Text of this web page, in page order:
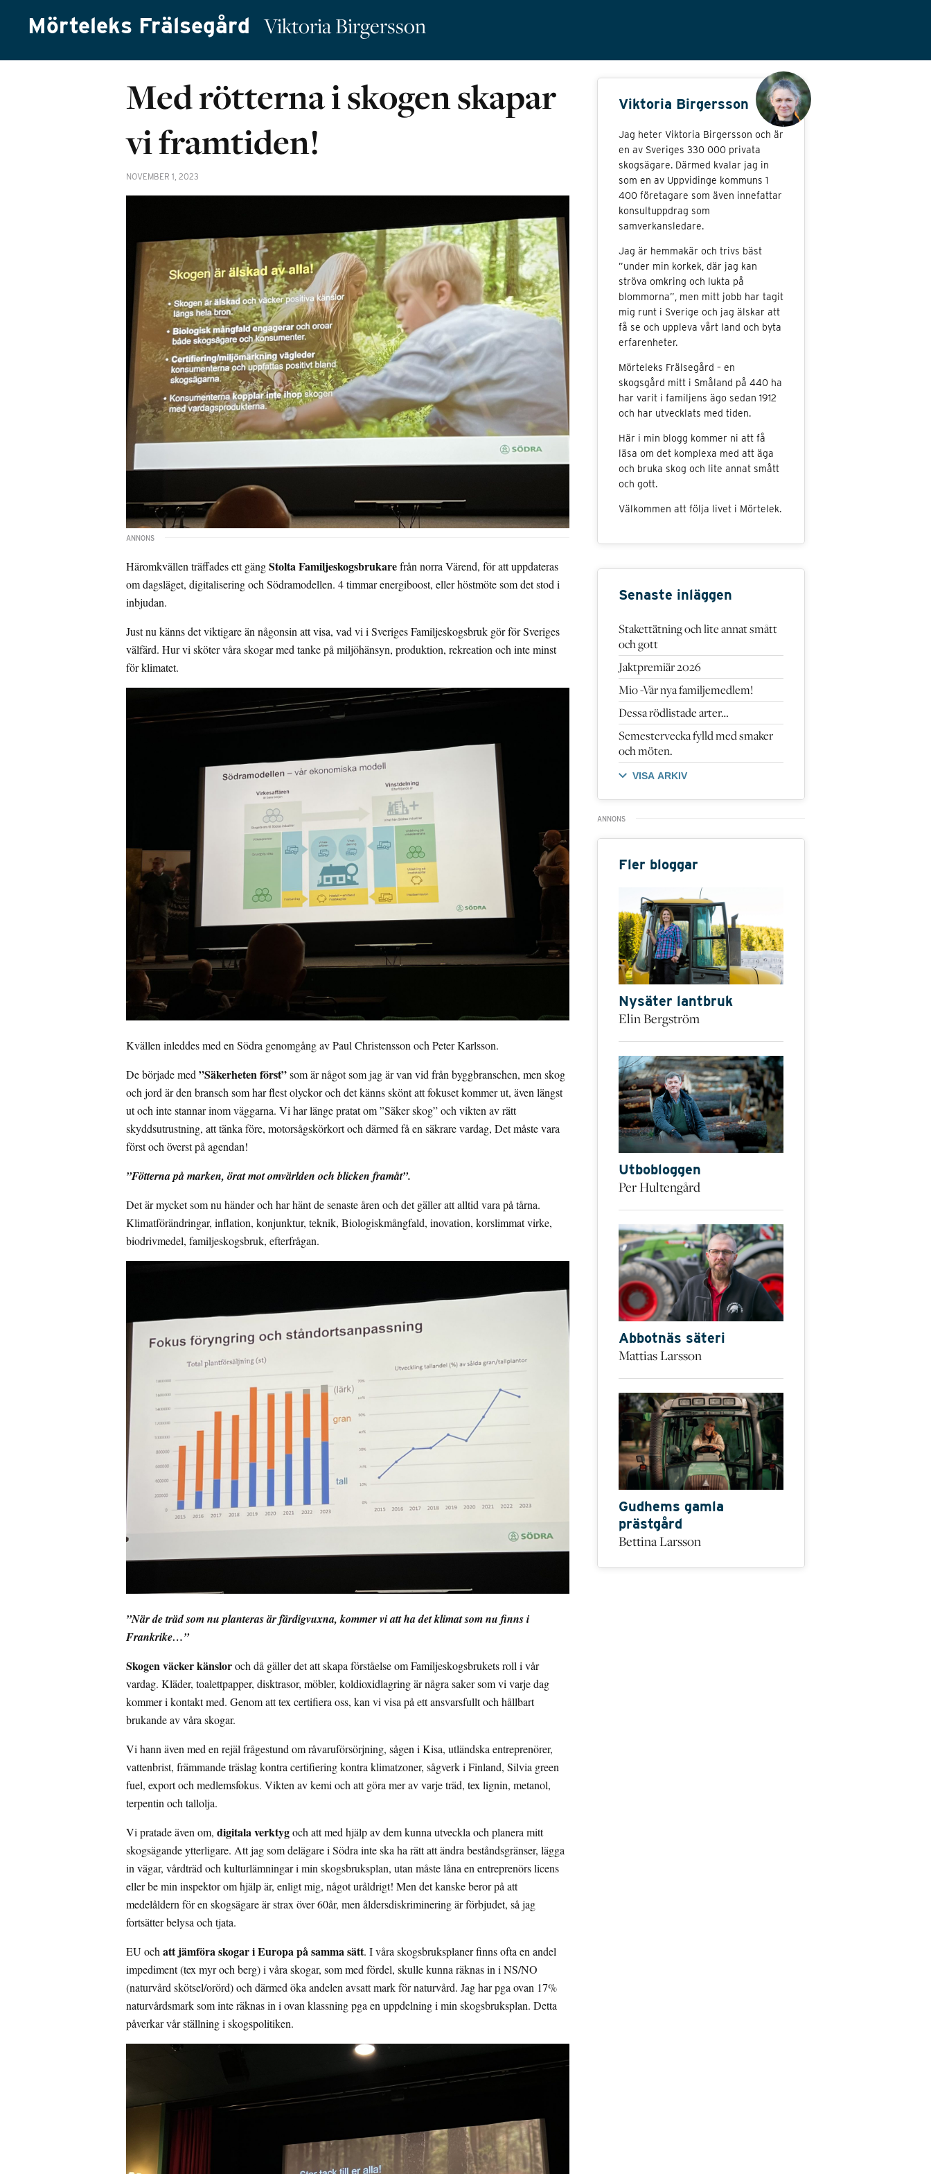
Mörteleks Frälsegård Viktoria Birgersson
Med rötterna i skogen skapar
vi framtiden!
NOVEMBER 1, 2023
Häromkvällen träffades ett gängStolta Familjeskogsbrukarefrån norra Värend, för att uppdateras
om dagsläget, digitalisering och Södramodellen. 4 timmar energiboost, eller höstmöte som det stod i
inbjudan.
Just nu känns det viktigare än någonsin att visa, vad vi i Sveriges Familjeskogsbruk gör för Sveriges
välfärd. Hur vi sköter våra skogar med tanke på miljöhänsyn, produktion, rekreation och inte minst
för klimatet.
Kvällen inleddes med en Södra genomgång av Paul Christensson och Peter Karlsson.
De började med”Säkerheten först”som är något som jag är van vid från byggbranschen, men skog
och jord är den bransch som har flest olyckor och det känns skönt att fokuset kommer ut, även längst
ut och inte stannar inom väggarna. Vi har länge pratat om ”Säker skog” och vikten av rätt
skyddsutrustning, att tänka före, motorsågskörkort och därmed få en säkrare vardag, Det måste vara
först och överst på agendan!
”Fötterna på marken, örat mot omvärlden och blicken framåt”.
Det är mycket som nu händer och har hänt de senaste åren och det gäller att alltid vara på tårna.
Klimatförändringar, inflation, konjunktur, teknik, Biologiskmångfald, inovation, korslimmat virke,
biodrivmedel, familjeskogsbruk, efterfrågan.
”När de träd som nu planteras är färdigvuxna, kommer vi att ha det klimat som nu finns i
Frankrike…”
Skogen väcker känsloroch då gäller det att skapa förståelse om Familjeskogsbrukets roll i vår
vardag. Kläder, toalettpapper, disktrasor, möbler, koldioxidlagring är några saker som vi varje dag
kommer i kontakt med. Genom att tex certifiera oss, kan vi visa på ett ansvarsfullt och hållbart
brukande av våra skogar.
Vi hann även med en rejäl frågestund om råvaruförsörjning, sågen i Kisa, utländska entreprenörer,
vattenbrist, främmande träslag kontra certifiering kontra klimatzoner, sågverk i Finland, Silvia green
fuel, export och medlemsfokus. Vikten av kemi och att göra mer av varje träd, tex lignin, metanol,
terpentin och tallolja.
Vi pratade även om, digitala verktygoch att med hjälp av dem kunna utveckla och planera mitt
skogsägande ytterligare. Att jag som delägare i Södra inte ska ha rätt att ändra beståndsgränser, lägga
in vägar, vårdträd och kulturlämningar i min skogsbruksplan, utan måste låna en entreprenörs licens
eller be min inspektor om hjälp är, enligt mig, något uråldrigt! Men det kanske beror på att
medelåldern för en skogsägare är strax över 60år, men åldersdiskriminering är förbjudet, så jag
fortsätter belysa och tjata.
EU ochatt jämföra skogar i Europa på samma sätt. I våra skogsbruksplaner finns ofta en andel
impediment (tex myr och berg) i våra skogar, som med fördel, skulle kunna räknas in i NS/NO
(naturvård skötsel/orörd) och därmed öka andelen avsatt mark för naturvård. Jag har pga ovan 17%
naturvårdsmark som inte räknas in i ovan klassning pga en uppdelning i min skogsbruksplan. Detta
påverkar vår ställning i skogspolitiken.
Viktoria Birgersson
Jag heter Viktoria Birgersson och är
en av Sveriges 330 000 privata
skogsägare. Därmed kvalar jag in
som en av Uppvidinge kommuns 1
400 företagare som även innefattar
konsultuppdrag som
samverkansledare.
Jag är hemmakär och trivs bäst
”under min korkek, där jag kan
ströva omkring och lukta på
blommorna”, men mitt jobb har tagit
mig runt i Sverige och jag älskar att
få se och uppleva vårt land och byta
erfarenheter.
Mörteleks Frälsegård – en
skogsgård mitt i Småland på 440 ha
har varit i familjens ägo sedan 1912
och har utvecklats med tiden.
Här i min blogg kommer ni att få
läsa om det komplexa med att äga
och bruka skog och lite annat smått
och gott.
Välkommen att följa livet i Mörtelek.
Senaste inläggen
Stakettätning och lite annat smått
och gott
Jaktpremiär 2026
Mio -Vår nya familjemedlem!
Dessa rödlistade arter…
Semestervecka fylld med smaker
och möten.
VISA ARKIV
Fler bloggar
Nysäter lantbruk
Elin Bergström
Utbobloggen
Per Hultengård
Abbotnäs säteri
Mattias Larsson
Gudhems gamla
prästgård
Bettina Larsson